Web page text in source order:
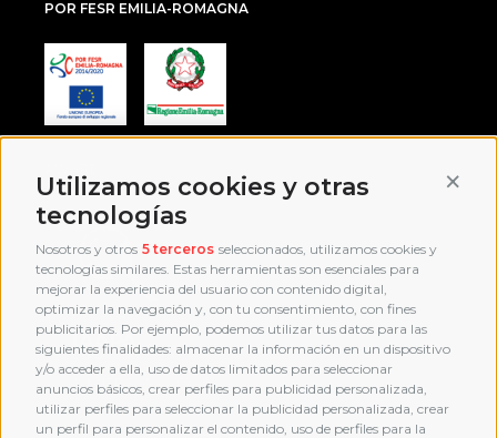
Utilizamos cookies y otras
tecnologías
Nosotros y otros 5 terceros seleccionados, utilizamos cookies y
tecnologías similares. Estas herramientas son esenciales para
mejorar la experiencia del usuario con contenido digital,
optimizar la navegación y, con tu consentimiento, con fines
publicitarios. Por ejemplo, podemos utilizar tus datos para las
siguientes finalidades: almacenar la información en un dispositivo
y/o acceder a ella, uso de datos limitados para seleccionar
anuncios básicos, crear perfiles para publicidad personalizada,
utilizar perfiles para seleccionar la publicidad personalizada, crear
un perfil para personalizar el contenido, uso de perfiles para la
POR FESR EMILIA-ROMAGNA